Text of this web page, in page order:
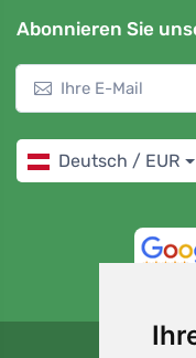
Abonnieren Sie
Deutsch / EUR